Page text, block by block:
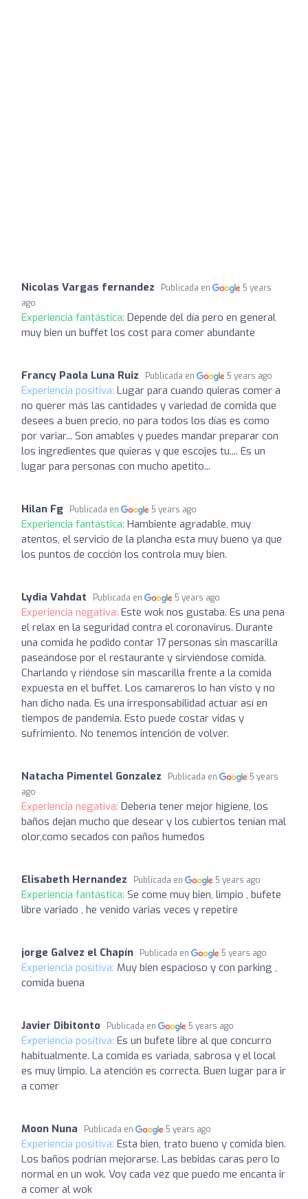
Nicolas Vargas fernandez Publicada en
5 years
ago
Experiencia fantástica: Depende del día pero en general
muy bien un buffet los cost para comer abundante
Francy Paola Luna Ruiz Publicada en 5 years ago
Experiencia positiva: Lugar para cuando quieras comer a
no querer más las cantidades y variedad de comida que
desees a buen precio, no para todos los días es como
por variar... Son amables y puedes mandar preparar con
los ingredientes que quieras y que escojes tu.... Es un
lugar para personas con mucho apetito...
Hilan Fg Publicada en 5 years ago
Experiencia fantástica: Hambiente agradable, muy
atentos, el servicio de la plancha esta muy bueno ya que
los puntos de cocción los controla muy bien.
Lydia Vahdat Publicada en 5 years ago
Experiencia negativa: Este wok nos gustaba. Es una pena
el relax en la seguridad contra el coronavirus. Durante
una comida he podido contar 17 personas sin mascarilla
paseándose por el restaurante y sirviéndose comida.
Charlando y riéndose sin mascarilla frente a la comida
expuesta en el buffet. Los camareros lo han visto y no
han dicho nada. Es una irresponsabilidad actuar así en
tiempos de pandemia. Esto puede costar vidas y
sufrimiento. No tenemos intención de volver.
Natacha Pimentel Gonzalez Publicada en
5 years
ago
Experiencia negativa: Debería tener mejor higiene, los
baños dejan mucho que desear y los cubiertos tenían mal
olor,como secados con paños humedos
Elisabeth Hernandez Publicada en 5 years ago
Experiencia fantástica: Se come muy bien, limpio , bufete
libre variado , he venido varias veces y repetire
jorge Galvez el Chapín Publicada en 5 years ago
Experiencia positiva: Muy bien espacioso y con parking ,
comida buena
Javier Dibitonto Publicada en 5 years ago
Experiencia positiva: Es un bufete libre al que concurro
habitualmente. La comida es variada, sabrosa y el local
es muy limpio. La atención es correcta. Buen lugar para ir
a comer
Moon Nuna Publicada en 5 years ago
Experiencia positiva: Esta bien, trato bueno y comida bien.
Los baños podrían mejorarse. Las bebidas caras pero lo
normal en un wok. Voy cada vez que puedo me encanta ir
a comer al wok